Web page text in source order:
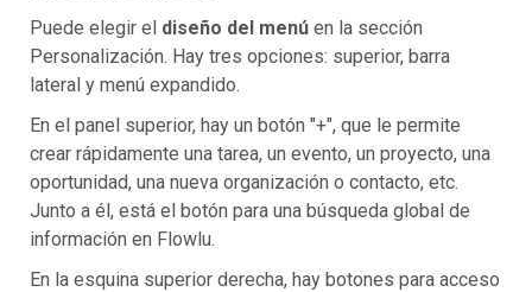
Puede elegir el diseño del menú en la sección
Personalización. Hay tres opciones: superior, barra
lateral y menú expandido.
En el panel superior, hay un botón "+", que le permite
crear rápidamente una tarea, un evento, un proyecto, una
oportunidad, una nueva organización o contacto, etc.
Junto a él, está el botón para una búsqueda global de
información en Flowlu.
En la esquina superior derecha, hay botones para acceso